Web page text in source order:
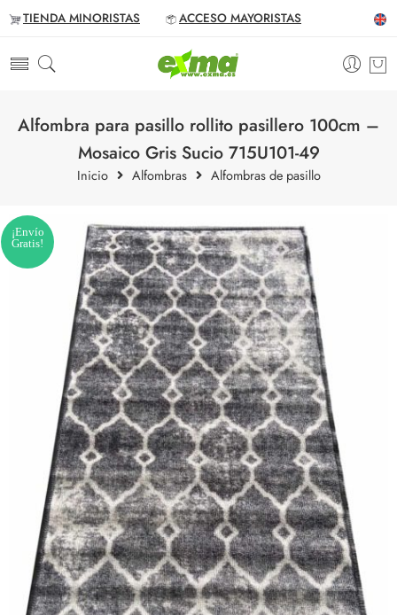
TIENDA MINORISTAS ACCESO MAYORISTAS
Alfombra para pasillo rollito pasillero 100cm –
Mosaico Gris Sucio 715U101-49
Inicio Alfombras Alfombras de pasillo
¡Envío
Gratis!